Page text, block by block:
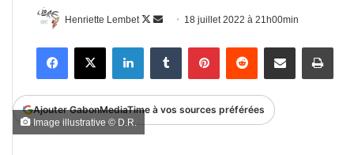
Henriette Lembet
Follow
Envoyer
courriel
18 juillet 2022 à 21h00min
FacebookX LinkedinTumblr PinterestReddit Partager par email
Ajouter GabonMediaTime à vos sources préférées
Image illustrative © D.R.